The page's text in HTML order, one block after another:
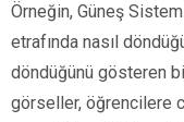
Örneğin, Güneş
etrafında nasıl
döndüğünü gösteren
görseller, öğrencilere